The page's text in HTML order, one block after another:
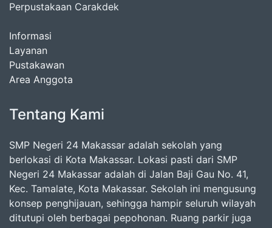
Perpustakaan Carakdek
Informasi
Layanan
Pustakawan
Area Anggota
Tentang Kami
SMP Negeri 24 Makassar adalah sekolah yang
berlokasi di Kota Makassar. Lokasi pasti dari SMP
Negeri 24 Makassar adalah di Jalan Baji Gau No. 41,
Kec. Tamalate, Kota Makassar. Sekolah ini mengusung
konsep penghijauan, sehingga hampir seluruh wilayah
ditutupi oleh berbagai pepohonan. Ruang parkir juga